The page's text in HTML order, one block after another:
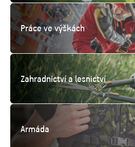
Práce ve výškách
Zahradnictvía lesnictví
Armáda